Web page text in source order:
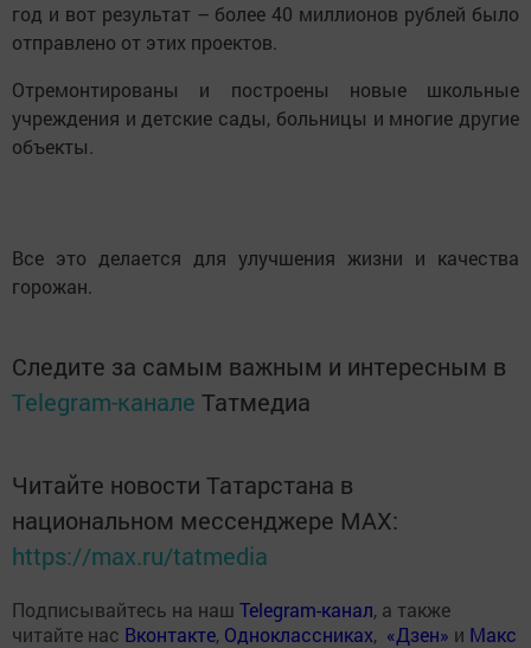
год и вот результат – более 40 миллионов рублей было
отправлено от этих проектов.
Отремонтированы и построены новые школьные
учреждения и детские сады, больницы и многие другие
объекты.
Все это делается для улучшения жизни и качества
горожан.
Следите за самым важным и интересным в
Telegram-канале Татмедиа
Читайте новости Татарстана в
национальном мессенджере MАХ:
https://max.ru/tatmedia
Подписывайтесь на наш Telegram-канал, а также
читайте нас Вконтакте, Одноклассниках, «Дзен» и Макс